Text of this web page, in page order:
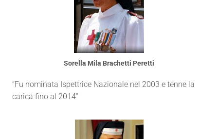
Sorella Mila Brachetti Peretti
“Fu nominata Ispettrice Nazionale nel 2003 e tenne la
carica fino al 2014”